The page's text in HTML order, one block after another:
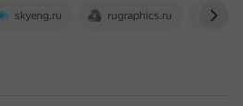
skyeng.ru rugraphics.ru